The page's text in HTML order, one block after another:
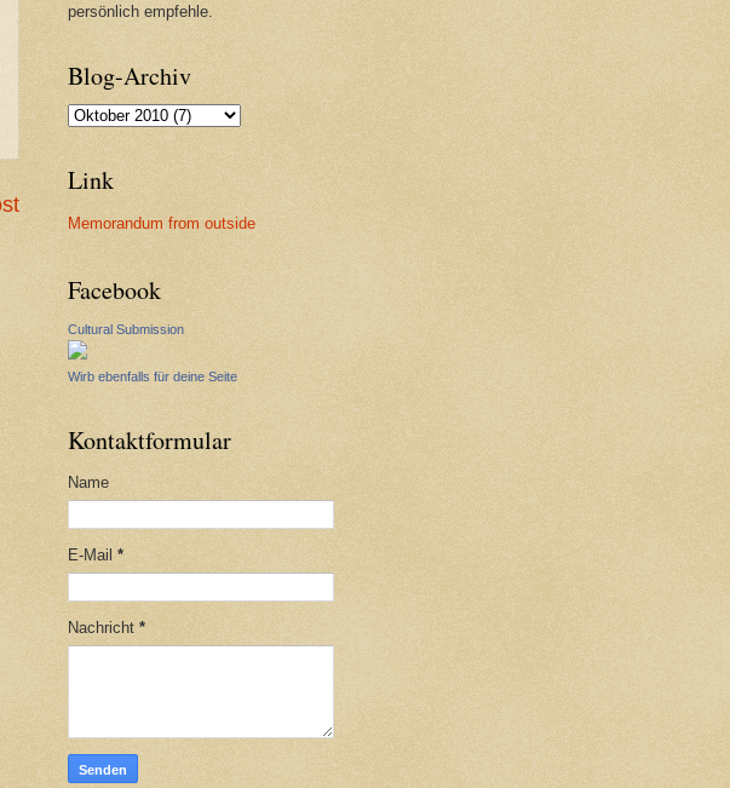
persönlich empfehle.
Blog-Archiv
Link
Memorandum from outside
Facebook
Cultural Submission
Wirb ebenfalls für deine Seite
Kontaktformular
Name
E-Mail *
Nachricht *